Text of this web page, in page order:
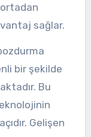
sağlar.
bir şekilde
Bu
Gelişen